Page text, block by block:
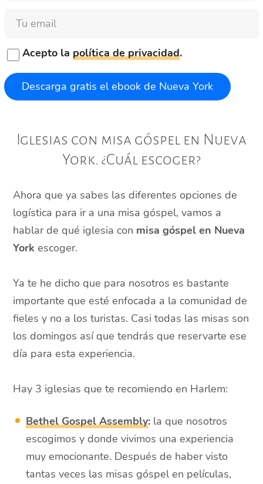
viaje?
Email
Acepto la política de privacidad.
Iglesias con misa góspel en Nueva
York. ¿Cuál escoger?
Ahora que ya sabes las diferentes opciones de
logística para ir a una misa góspel, vamos a
hablar de qué iglesia con misa góspel en Nueva
York escoger.
Ya te he dicho que para nosotros es bastante
importante que esté enfocada a la comunidad de
fieles y no a los turistas. Casi todas las misas son
los domingos así que tendrás que reservarte ese
día para esta experiencia.
Hay 3 iglesias que te recomiendo en Harlem:
Bethel Gospel Assembly: la que nosotros
escogimos y donde vivimos una experiencia
muy emocionante. Después de haber visto
tantas veces las misas góspel en películas,